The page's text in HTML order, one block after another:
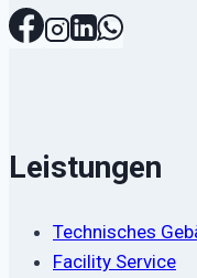
Leistungen
Technisches
Facility Service